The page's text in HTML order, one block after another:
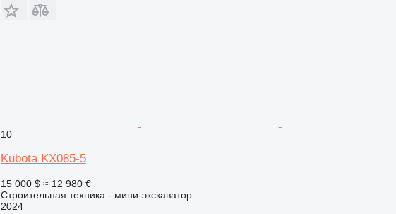
10
Kubota KX085-5
15 000 $ ≈ 12 980 €
Строительная техника - мини-экскаватор
2024